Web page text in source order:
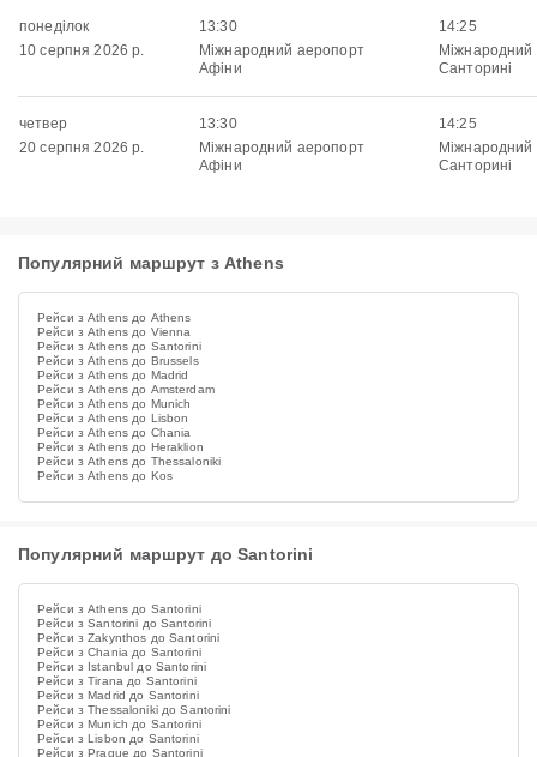
понеділок
10 серпня 2026 р.
13:30
Міжнародний аеропорт
Афіни
14:25
Міжнародний
Санторині
четвер
20 серпня 2026 р.
13:30
Міжнародний аеропорт
Афіни
14:25
Міжнародний
Санторині
Популярний маршрут з Athens
Рейси з Athens до Athens
Рейси з Athens до Vienna
Рейси з Athens до Santorini
Рейси з Athens до Brussels
Рейси з Athens до Madrid
Рейси з Athens до Amsterdam
Рейси з Athens до Munich
Рейси з Athens до Lisbon
Рейси з Athens до Chania
Рейси з Athens до Heraklion
Рейси з Athens до Thessaloniki
Рейси з Athens до Kos
Популярний маршрут до Santorini
Рейси з Athens до Santorini
Рейси з Santorini до Santorini
Рейси з Zakynthos до Santorini
Рейси з Chania до Santorini
Рейси з Istanbul до Santorini
Рейси з Tirana до Santorini
Рейси з Madrid до Santorini
Рейси з Thessaloniki до Santorini
Рейси з Munich до Santorini
Рейси з Lisbon до Santorini
Рейси з Prague до Santorini